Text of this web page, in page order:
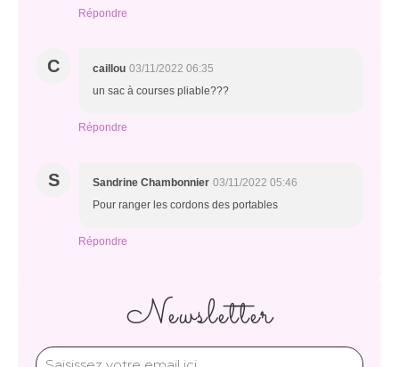
Répondre
C caillou 03/11/2022 06:35
un sac à courses pliable???
Répondre
S Sandrine Chambonnier 03/11/2022 05:46
Pour ranger les cordons des portables
Répondre
Newsletter